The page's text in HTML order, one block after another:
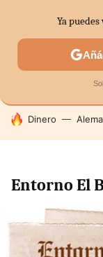
SECTORES
HOY SE HABLA
Dinero
Entorno El
Ya puedes